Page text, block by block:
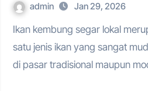
admin Jan 29, 2026
Ikan kembung segar lokal merupakan salah
satu jenis ikan yang sangat
di pasar tradisional maupun